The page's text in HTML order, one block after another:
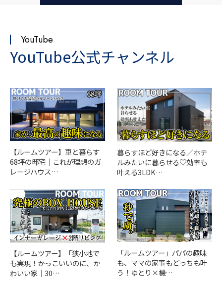
YouTube
YouTube公式チャンネル
【ルームツアー】車と暮らす
68坪の邸宅｜これが理想のガ
レージハウス…
暮らすほど好きになる／ホテ
ルみたいに暮らせる♡効率も
叶える3LDK…
【ルームツアー】「狭小地で
も実現！かっこいいのに、か
わいい家｜30…
「ルームツアー」パパの趣味
も、ママの家事もどっちも叶
う！ゆとり×機…